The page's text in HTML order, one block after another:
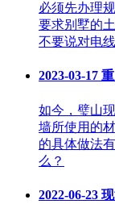
必须先办理
要求别墅的
不要说对电
2023-03-17
如今，璧山
墙所使用的
的具体做法
么？
2022-06-23